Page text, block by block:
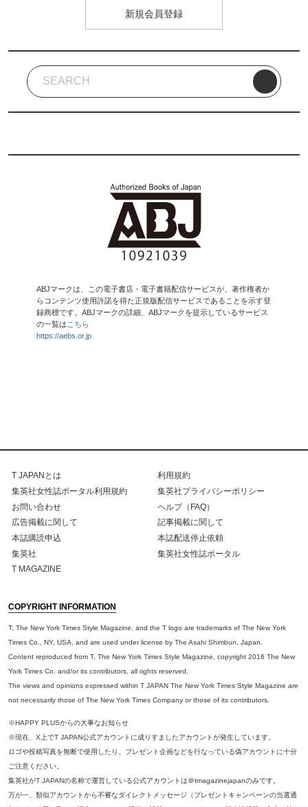
新規会員登録
ABJマークは、この電子書店・電子書籍配信サービスが、著作権者か
らコンテンツ使用許諾を得た正規版配信サービスであることを示す登
録商標です。ABJマークの詳細、ABJマークを提示しているサービス
の一覧は こちら
https://aebs.or.jp
T JAPANとは
利用規約
集英社女性誌ポータル利用規約
集英社プライバシーポリシー
お問い合わせ
ヘルプ（FAQ）
広告掲載に関して
記事掲載に関して
本誌購読申込
本誌配送停止依頼
集英社
集英社女性誌ポータル
T MAGAZINE
COPYRIGHT INFORMATION
T, The New York Times Style Magazine, and the T logo are trademarks of The New York
Times Co., NY, USA, and are used under license by The Asahi Shimbun, Japan.
Content reproduced from T, The New York Times Style Magazine, copyright 2016 The New
York Times Co. and/or its contributors, all rights reserved.
The views and opinions expressed within T JAPAN The New York Times Style Magazine are
not necessarily those of The New York Times Company or those of its contributors.
※HAPPY PLUSからの大事なお知らせ
※現在、X上でT JAPAN公式アカウントに成りすましたアカウントが発生しています。
ロゴや投稿写真を無断で使用したり、プレゼント企画などを行なっている偽アカウントに十分
ご注意ください。
集英社がT JAPANの名称で運営している公式アカウントは＠tmagazinejapanのみです。
万が一、類似アカウントから不審なダイレクトメッセージ（プレゼントキャンペーンの当選通